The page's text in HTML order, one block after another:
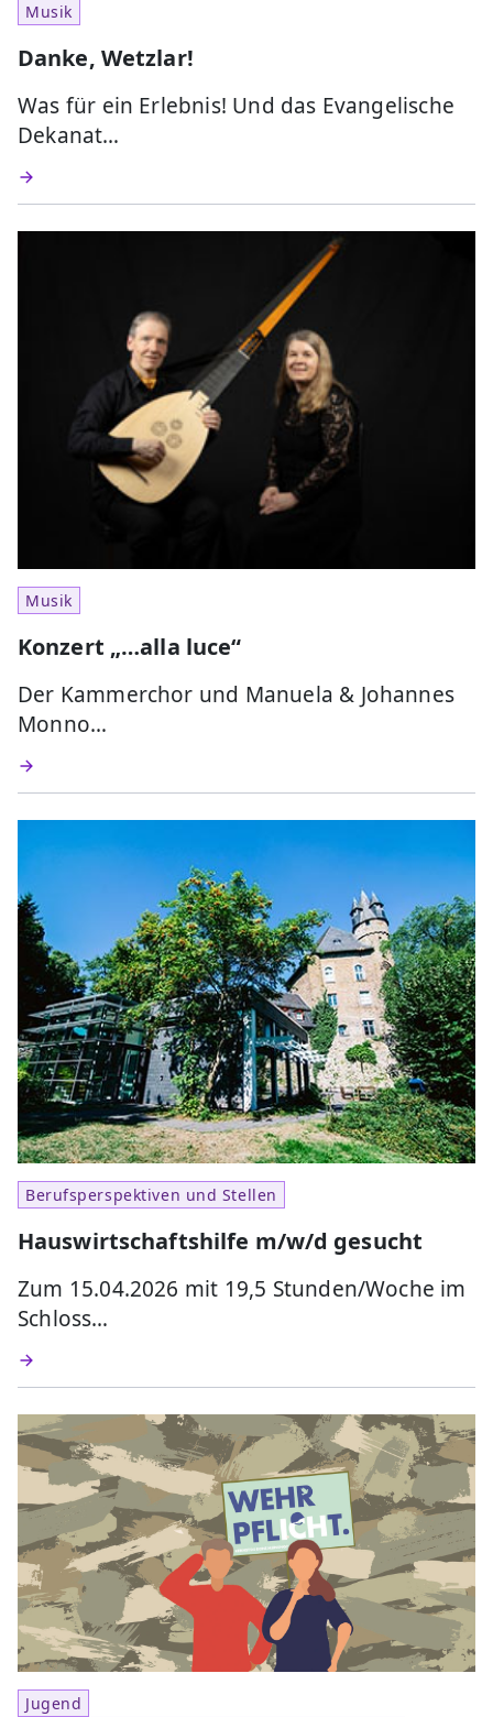
Musik
Danke, Wetzlar!
Was für ein Erlebnis! Und das Evangelische
Dekanat…
Musik
Konzert „…alla luce“
Der Kammerchor und Manuela & Johannes
Monno…
Berufsperspektiven und Stellen
Hauswirtschaftshilfe m/w/d gesucht
Zum 15.04.2026 mit 19,5 Stunden/Woche im
Schloss…
Jugend